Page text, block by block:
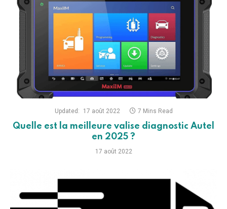
Updated: 17 août 2022 7 Mins Read
Quelle est la meilleure valise diagnostic Autel
en 2025 ?
17 août 2022